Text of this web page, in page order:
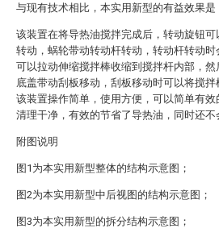
与现有技术相比，本实用新型的有益效果是
该装置在将导热油搅拌完成后，转动旋钮
转动，蜗轮带动转动杆转动，转动杆转动
可以拉动伸缩搅拌棒收缩到搅拌杆内部，
底盖带动刮板移动，刮板移动时可以将搅
该装置操作简单，使用方便，可以简单有
清理干净，有效的节省了导热油，同时还不
附图说明
图1为本实用新型整体的结构示意图；
图2为本实用新型中后视图的结构示意图；
图3为本实用新型的拆分结构示意图；